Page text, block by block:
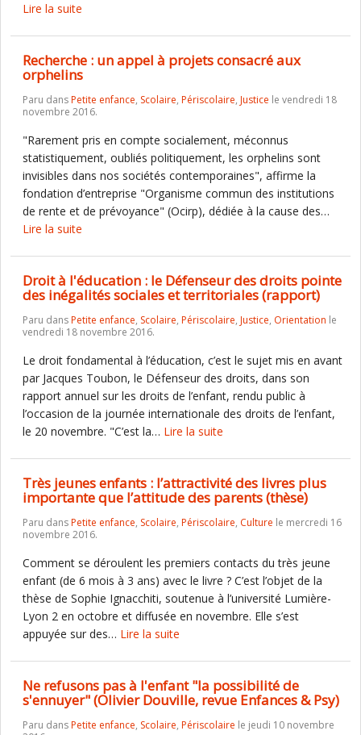
Lire la suite
Recherche : un appel à projets consacré aux
orphelins
Paru dansPetite enfance, Scolaire, Périscolaire, Justice le vendredi 18
novembre 2016.
"Rarement pris en compte socialement, méconnus
statistiquement, oubliés politiquement, les orphelins sont
invisibles dans nos sociétés contemporaines", affirme la
fondation d’entreprise "Organisme commun des institutions
de rente et de prévoyance" (Ocirp), dédiée à la cause des…
Lire la suite
Droit à l'éducation : le Défenseur des droits pointe
des inégalités sociales et territoriales (rapport)
Paru dansPetite enfance, Scolaire, Périscolaire, Justice, Orientation le
vendredi 18 novembre 2016.
Le droit fondamental à l’éducation, c’est le sujet mis en avant
par Jacques Toubon, le Défenseur des droits, dans son
rapport annuel sur les droits de l’enfant, rendu public à
l’occasion de la journée internationale des droits de l’enfant,
le 20 novembre. "C’est la… Lire la suite
Très jeunes enfants : l’attractivité des livres plus
importante que l’attitude des parents (thèse)
Paru dansPetite enfance, Scolaire, Périscolaire, Culture le mercredi 16
novembre 2016.
Comment se déroulent les premiers contacts du très jeune
enfant (de 6 mois à 3 ans) avec le livre ? C’est l’objet de la
thèse de Sophie Ignacchiti, soutenue à l’université Lumière-
Lyon 2 en octobre et diffusée en novembre. Elle s’est
appuyée sur des… Lire la suite
Ne refusons pas à l'enfant "la possibilité de
s'ennuyer" (Olivier Douville, revue Enfances & Psy)
Paru dansPetite enfance, Scolaire, Périscolaire le jeudi 10 novembre